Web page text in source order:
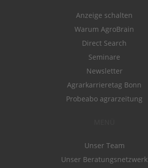
Anzeige schalten
Warum AgroBrain
Direct Search
Seminare
Newsletter
Agrarkarrieretag Bonn
Probeabo agrarzeitung
Unser Team
Unser Beratungsnetzwerk